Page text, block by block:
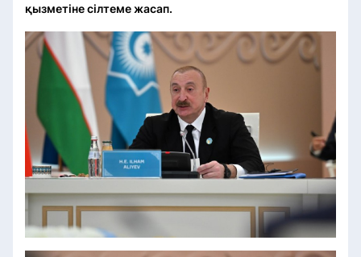
қызметіне сілтеме жасап.